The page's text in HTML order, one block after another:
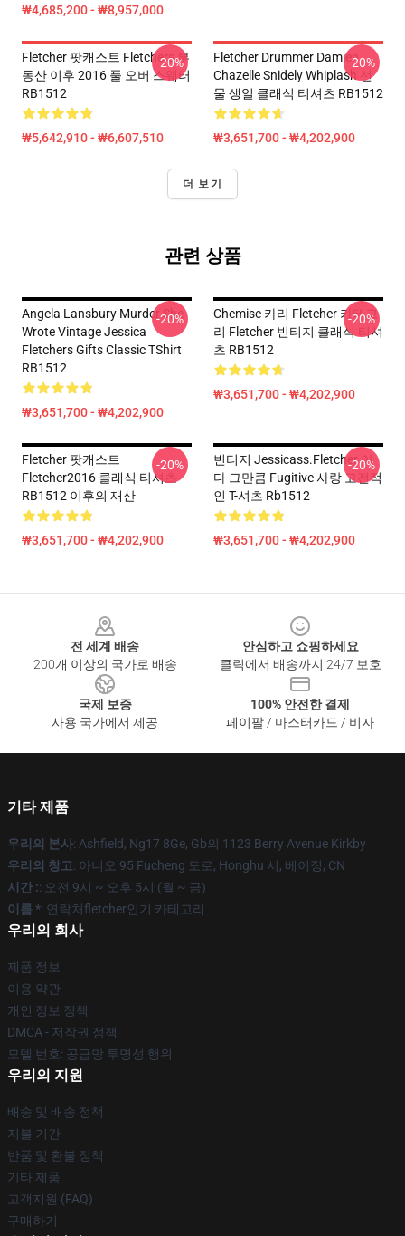
₩4,685,200 - ₩8,957,000
Fletcher 팟캐스트 Fletchers 부
동산 이후 2016 풀 오버 스웨터
RB1512
₩5,642,910 - ₩6,607,510
-20%
Fletcher Drummer Damien
Chazelle Snidely Whiplash 선
물 생일 클래식 티셔츠 RB1512
₩3,651,700 - ₩4,202,900
-20%
더 보기
관련 상품
Angela Lansbury Murder She
Wrote Vintage Jessica
Fletchers Gifts Classic TShirt
RB1512
₩3,651,700 - ₩4,202,900
-20%
Chemise 카리 Fletcher 카테고
리 Fletcher 빈티지 클래식 티셔
츠 RB1512
₩3,651,700 - ₩4,202,900
-20%
Fletcher 팟캐스트
Fletcher2016 클래식 티셔츠
RB1512 이후의 재산
₩3,651,700 - ₩4,202,900
-20%
빈티지 Jessicass.Fletcher 이
다 그만큼 Fugitive 사랑 고전적
인 T-셔츠 Rb1512
₩3,651,700 - ₩4,202,900
-20%
전 세계 배송
200개 이상의 국가로 배송
안심하고 쇼핑하세요
클릭에서 배송까지 24/7 보호
국제 보증
사용 국가에서 제공
100% 안전한 결제
페이팔 / 마스터카드 / 비자
기타 제품
우리의 본사: Ashfield, Ng17 8Ge, Gb의 1123 Berry Avenue Kirkby
우리의 창고: 아니오 95 Fucheng 도로, Honghu 시, 베이징, CN
시간 :: 오전 9시 ~ 오후 5시 (월 ~ 금)
이름 *: 연락처fletcher인기 카테고리
우리의 회사
제품 정보
이용 약관
개인 정보 정책
DMCA - 저작권 정책
모델 번호: 공급망 투명성 행위
우리의 지원
배송 및 배송 정책
지불 기간
반품 및 환불 정책
기타 제품
고객지원 (FAQ)
구매하기